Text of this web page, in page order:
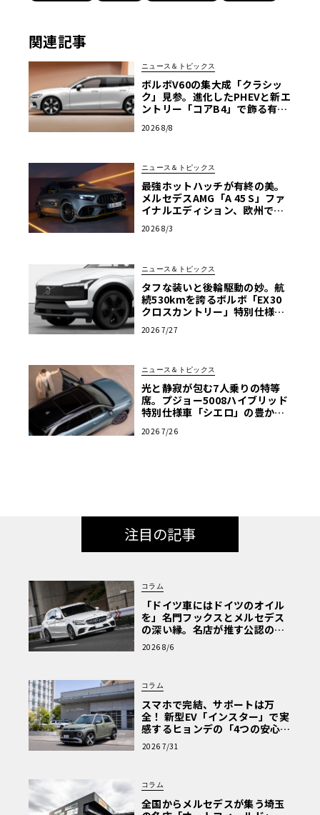
関連記事
ニュース＆トピックス
ボルボV60の集大成「クラシッ
ク」見参。進化したPHEVと新エ
ントリー「コアB4」で飾る有終
2026 8/8
ニュース＆トピックス
最強ホットハッチが有終の美。
メルセデスAMG「A 45 S」ファ
イナルエディション、欧州で受
2026 8/3
ニュース＆トピックス
タフな装いと後輪駆動の妙。航
続530kmを誇るボルボ「EX30
クロスカントリー」特別仕様車
2026 7/27
ニュース＆トピックス
光と静寂が包む7人乗りの特等
席。プジョー5008ハイブリッド
特別仕様車「シエロ」の豊かな
2026 7/26
注目の記事
コラム
「ドイツ車にはドイツのオイル
を」名門フックスとメルセデス
の深い縁。名店が推す公認の安
心と、Cクラスで味わうシルキー
な走り〈PR〉
2026 8/6
コラム
スマホで完結、サポートは万
全！ 新型EV「インスター」で実
感するヒョンデの「4つの安心」
【第1回・ヒョンデ6つの疑問：
Why? Hyundai?】〈PR〉
2026 7/31
コラム
全国からメルセデスが集う埼玉